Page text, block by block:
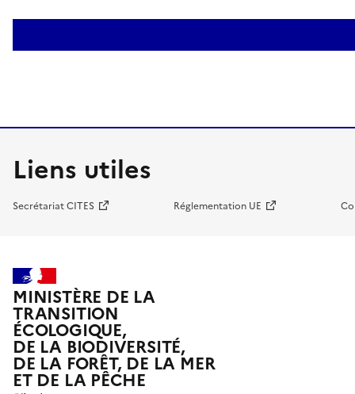
Liens utiles
Secrétariat CITES Réglementation UE
MINISTÈRE DE LA
TRANSITION
ÉCOLOGIQUE,
DE LA BIODIVERSITÉ,
DE LA FORÊT, DE LA MER
ET DE LA PÊCHE